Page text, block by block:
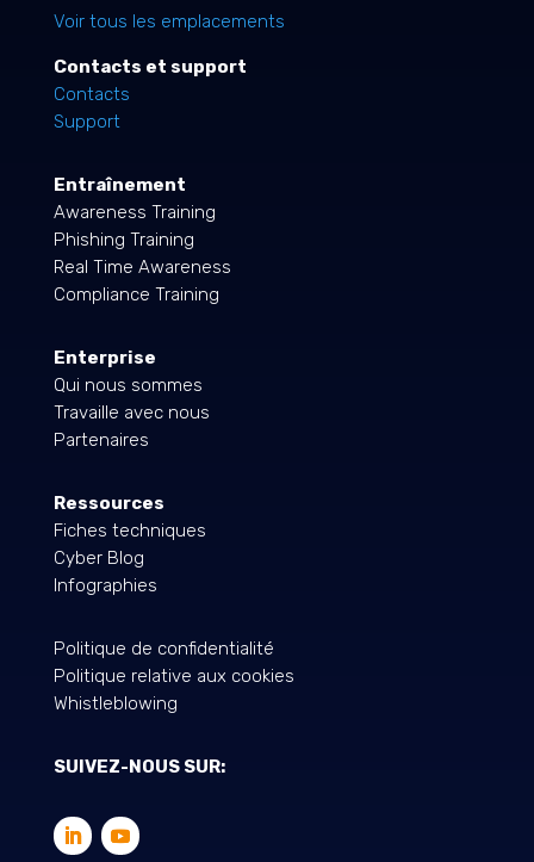
Voir tous les emplacements
Contacts et support
Contacts
Support
Entraînement
Awareness Training
Phishing Training
Real Time Awareness
Compliance Training
Enterprise
Qui nous sommes
Travaille avec nous
Partenaires
Ressources
Fiches techniques
Cyber Blog
Infographies
Politique de confidentialité
Politique relative aux cookies
Whistleblowing
SUIVEZ-NOUS SUR: